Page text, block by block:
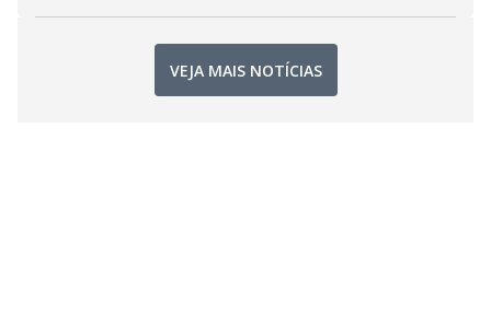
VEJA MAIS NOTÍCIAS